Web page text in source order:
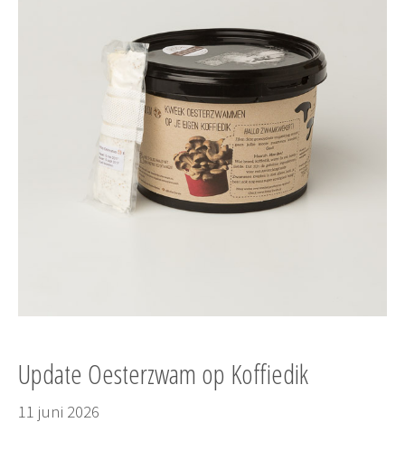
Update Oesterzwam op Koffiedik
11 juni 2026